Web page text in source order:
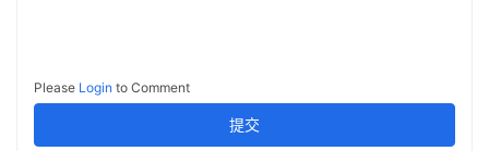
Please Login to Comment
提交